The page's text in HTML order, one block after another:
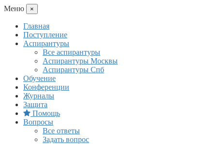
Mеню ×
Главная
Поступление
Аспирантуры
Все аспирантуры
Аспирантуры Москвы
Аспирантуры Спб
Обучение
Конференции
Журналы
Защита
Помощь
Вопросы
Все ответы
Задать вопрос